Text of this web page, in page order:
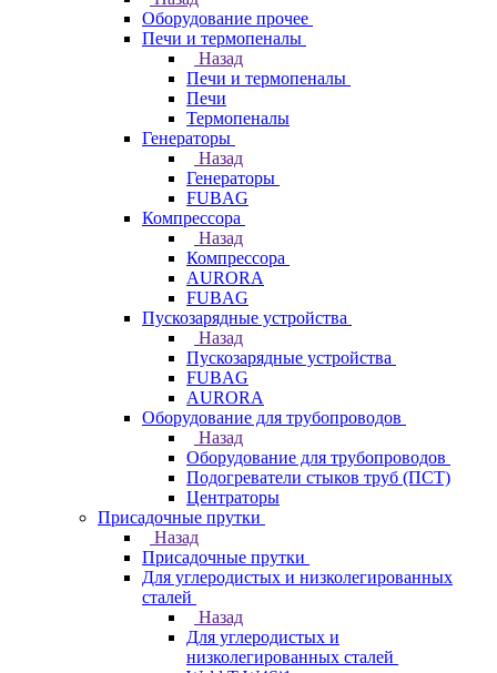
Оборудование прочее
Печи и термопеналы
Назад
Печи и термопеналы
Печи
Термопеналы
Генераторы
Назад
Генераторы
FUBAG
Компрессора
Назад
Компрессора
AURORA
FUBAG
Пускозарядные устройства
Назад
Пускозарядные устройства
FUBAG
AURORA
Оборудование для трубопроводов
Назад
Оборудование для трубопроводов
Подогреватели стыков труб (ПСТ)
Центраторы
Присадочные прутки
Назад
Присадочные прутки
Для углеродистых и низколегированных
сталей
Назад
Для углеродистых и
низколегированных сталей